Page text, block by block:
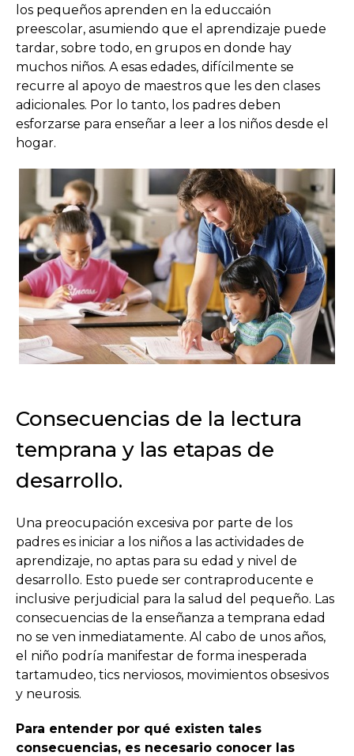
los pequeños aprenden en la educcaión
preescolar, asumiendo que el aprendizaje puede
tardar, sobre todo, en grupos en donde hay
muchos niños. A esas edades, difícilmente se
recurre al apoyo de maestros que les den clases
adicionales. Por lo tanto, los padres deben
esforzarse para enseñar a leer a los niños desde el
hogar.
Consecuencias de la lectura
temprana y las etapas de
desarrollo.
Una preocupación excesiva por parte de los
padres es iniciar a los niños a las actividades de
aprendizaje, no aptas para su edad y nivel de
desarrollo. Esto puede ser contraproducente e
inclusive perjudicial para la salud del pequeño. Las
consecuencias de la enseñanza a temprana edad
no se ven inmediatamente. Al cabo de unos años,
el niño podría manifestar de forma inesperada
tartamudeo, tics nerviosos, movimientos obsesivos
y neurosis.
Para entender por qué existen tales
consecuencias, es necesario conocer las